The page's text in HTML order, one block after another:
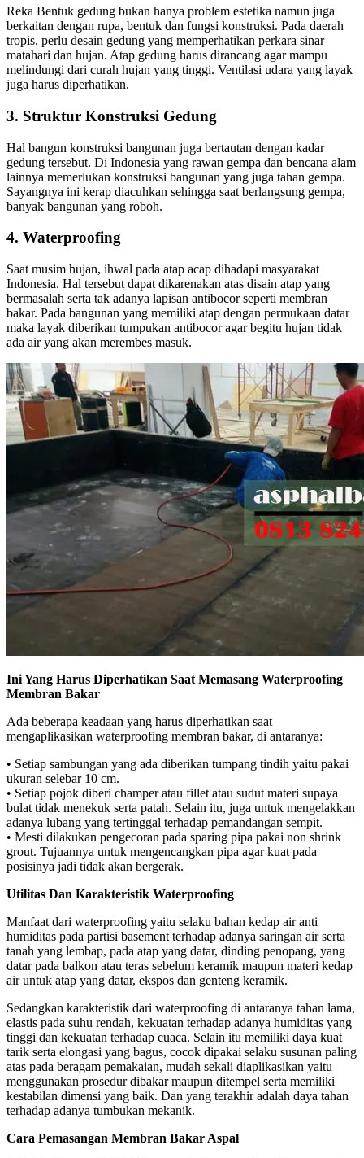
Reka Bentuk gedung bukan hanya problem estetika namun juga
berkaitan dengan rupa, bentuk dan fungsi konstruksi. Pada daerah
tropis, perlu desain gedung yang memperhatikan perkara sinar
matahari dan hujan. Atap gedung harus dirancang agar mampu
melindungi dari curah hujan yang tinggi. Ventilasi udara yang layak
juga harus diperhatikan.
3. Struktur Konstruksi Gedung
Hal bangun konstruksi bangunan juga bertautan dengan kadar
gedung tersebut. Di Indonesia yang rawan gempa dan bencana alam
lainnya memerlukan konstruksi bangunan yang juga tahan gempa.
Sayangnya ini kerap diacuhkan sehingga saat berlangsung gempa,
banyak bangunan yang roboh.
4. Waterproofing
Saat musim hujan, ihwal pada atap acap dihadapi masyarakat
Indonesia. Hal tersebut dapat dikarenakan atas disain atap yang
bermasalah serta tak adanya lapisan antibocor seperti membran
bakar. Pada bangunan yang memiliki atap dengan permukaan datar
maka layak diberikan tumpukan antibocor agar begitu hujan tidak
ada air yang akan merembes masuk.
Ini Yang Harus Diperhatikan Saat Memasang Waterproofing
Membran Bakar
Ada beberapa keadaan yang harus diperhatikan saat
mengaplikasikan waterproofing membran bakar, di antaranya:
• Setiap sambungan yang ada diberikan tumpang tindih yaitu pakai
ukuran selebar 10 cm.
• Setiap pojok diberi champer atau fillet atau sudut materi supaya
bulat tidak menekuk serta patah. Selain itu, juga untuk mengelakkan
adanya lubang yang tertinggal terhadap pemandangan sempit.
• Mesti dilakukan pengecoran pada sparing pipa pakai non shrink
grout. Tujuannya untuk mengencangkan pipa agar kuat pada
posisinya jadi tidak akan bergerak.
Utilitas Dan Karakteristik Waterproofing
Manfaat dari waterproofing yaitu selaku bahan kedap air anti
humiditas pada partisi basement terhadap adanya saringan air serta
tanah yang lembap, pada atap yang datar, dinding penopang, yang
datar pada balkon atau teras sebelum keramik maupun materi kedap
air untuk atap yang datar, ekspos dan genteng keramik.
Sedangkan karakteristik dari waterproofing di antaranya tahan lama,
elastis pada suhu rendah, kekuatan terhadap adanya humiditas yang
tinggi dan kekuatan terhadap cuaca. Selain itu memiliki daya kuat
tarik serta elongasi yang bagus, cocok dipakai selaku susunan paling
atas pada beragam pemakaian, mudah sekali diaplikasikan yaitu
menggunakan prosedur dibakar maupun ditempel serta memiliki
kestabilan dimensi yang baik. Dan yang terakhir adalah daya tahan
terhadap adanya tumbukan mekanik.
Cara Pemasangan Membran Bakar Aspal